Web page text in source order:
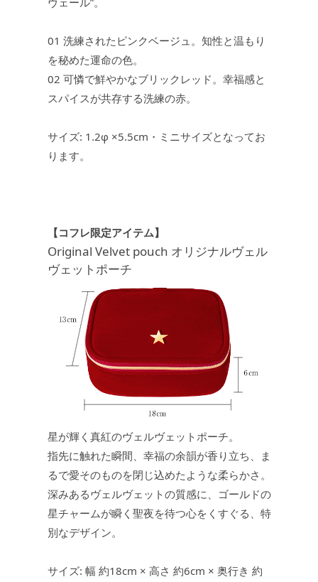
01 洗練されたピンクベージュ。知性と温もり
を秘めた運命の色。
02 可憐で鮮やかなブリックレッド。幸福感と
スパイスが共存する洗練の赤。
サイズ: 1.2φ ×5.5cm・ミニサイズとなってお
ります。
【コフレ限定アイテム】
Original Velvet pouch オリジナルヴェル
ヴェットポーチ
星が輝く真紅のヴェルヴェットポーチ。
指先に触れた瞬間、幸福の余韻が香り立ち、ま
るで愛そのものを閉じ込めたような柔らかさ。
深みあるヴェルヴェットの質感に、ゴールドの
星チャームが瞬く聖夜を待つ心をくすぐる、特
別なデザイン。
サイズ: 幅 約18cm × 高さ 約6cm × 奥行き 約